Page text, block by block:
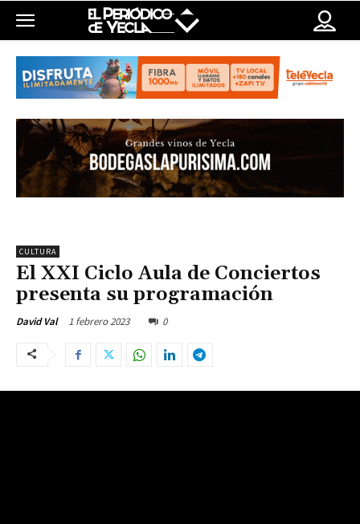
CULTURA
El XXI Ciclo Aula de Conciertos
presenta su programación
David Val 1 febrero 2023 0